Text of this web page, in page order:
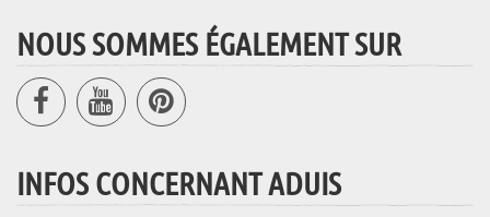
NOUS SOMMES ÉGALEMENT SUR
INFOS CONCERNANT ADUIS